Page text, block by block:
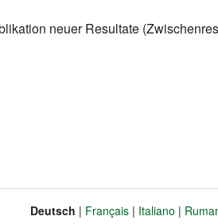
neuer Resultate
Sprache
Deutsch Français Italiano